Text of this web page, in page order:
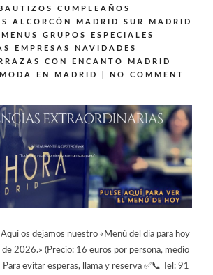
CUMPLEAÑOS
ALCORCÓN MADRID SUR MADRID
GRUPOS ESPECIALES
EMPRESAS NAVIDADES
CON ENCANTO MADRID
EN MADRID
NO COMMENT
os dejamos nuestro «Menú del día para hoy
2026.» (Precio: 16 euros por persona, medio
evitar esperas, llama y reserva ✅📞 Tel: 91